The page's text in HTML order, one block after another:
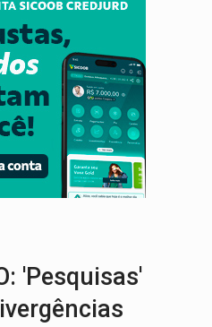
Plantar árvores não será mais suficiente para
Cientistas alertam para possível base secreta no satélite
PEUGEOT: Incêndio destrói carro que era rebocado para oficina
é filmado furtando moto na frente do bar
Iniciativa Amazônia+10 lança chamada para fortalecer
tem grandes reservas de urânio, mas produz pouco e
'Pesquisas'